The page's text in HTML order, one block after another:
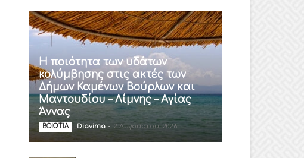
Η ποιότητα των υδάτων
κολύμβησης στις ακτές των
Δήμων Καμένων Βούρλων και
Μαντουδίου – Λίμνης – Αγίας
Άννας
ΒΟΙΩΤΙΑ Diavima - 2 Αυγούστου, 2026